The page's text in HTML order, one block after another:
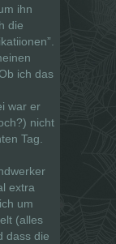
ihn
die
ich das
war er
nicht
Tag.
extra
um
(alles
dass die